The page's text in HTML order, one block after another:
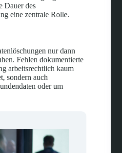
Dauer des
eine zentrale Rolle.
nur dann
Fehlen dokumentierte
arbeitsrechtlich kaum
sondern auch
oder um